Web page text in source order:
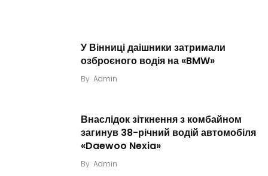
У Вінниці даішники затримали
озброєного водія на «BMW»
By Admin
Внаслідок зіткнення з комбайном
загинув 38-річний водій автомобіля
«Daewoo Nexia»
By Admin